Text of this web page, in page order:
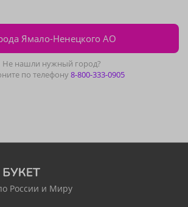
Ямало-Ненецкого АО
Не нашли нужный город?
по телефону8-800-333-0905
России и Миру